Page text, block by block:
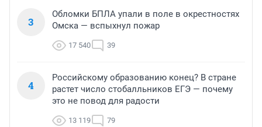
3
Обломки БПЛА упали в поле в окрестностях
Омска — вспыхнул пожар
17 540 39
4
Российскому образованию конец? В стране
растет число стобалльников ЕГЭ — почему
это не повод для радости
13 119 79